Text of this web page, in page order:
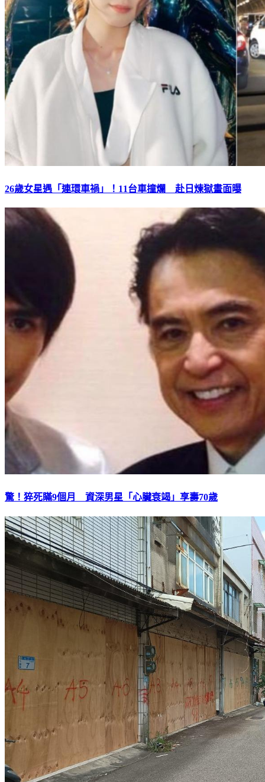
26歲女星遇「連環車禍」！11台車撞爛 赴日煉獄畫面曝
驚！猝死瞞9個月 資深男星「心臟衰竭」享壽70歲